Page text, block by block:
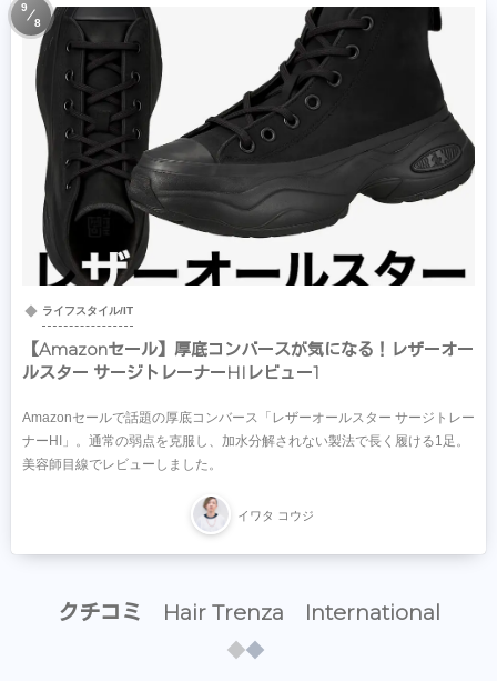
ライフスタイル/IT
【Amazonセール】厚底コンバースが気になる！レザーオー
ルスター サージトレーナーHIレビュー1
Amazonセールで話題の厚底コンバース「レザーオールスター サージトレー
ナーHI」。通常の弱点を克服し、加水分解されない製法で長く履ける1足。
美容師目線でレビューしました。
イワタ コウジ
9
8
クチコミ Hair Trenza International